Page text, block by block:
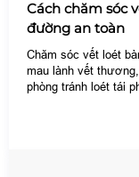
Cách chăm sóc
đường an toàn
Chăm sóc vết loét
mau lành vết
phòng tránh loét tái